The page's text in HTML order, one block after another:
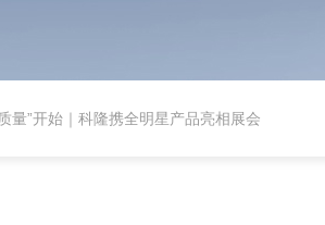
量”开始｜科隆携全明星产品亮相展会